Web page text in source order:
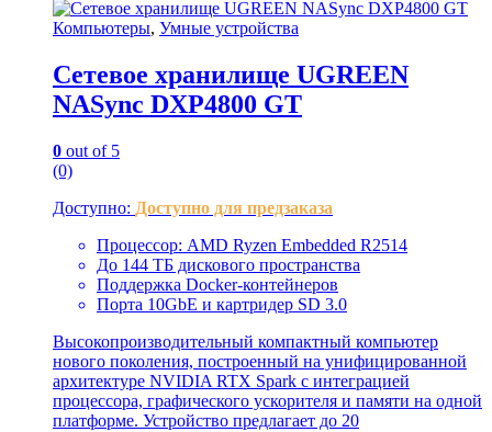
Компьютеры, Умные устройства
Cетевое хранилище UGREEN
NASync DXP4800 GT
0 out of 5
(0)
Доступно: Доступно для предзаказа
Процессор: AMD Ryzen Embedded R2514
До 144 ТБ дискового пространства
Поддержка Docker-контейнеров
Порта 10GbE и картридер SD 3.0
Высокопроизводительный компактный компьютер
нового поколения, построенный на унифицированной
архитектуре NVIDIA RTX Spark с интеграцией
процессора, графического ускорителя и памяти на одной
платформе. Устройство предлагает до 20